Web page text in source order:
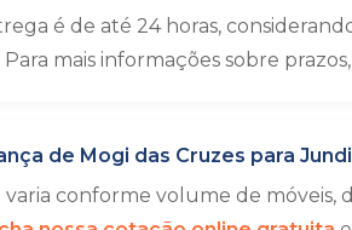
é de até 24 horas,
mais informações sobre
de Mogi das Cruzes para
conforme volume de móveis,